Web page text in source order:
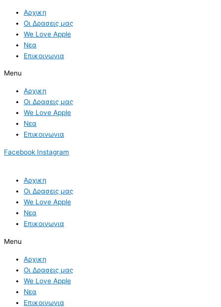
content
Αρχικη
Οι Δρασεις μας
We Love Apple
Νεα
Επικοινωνια
Menu
Αρχικη
Οι Δρασεις μας
We Love Apple
Νεα
Επικοινωνια
Facebook Instagram
Αρχικη
Οι Δρασεις μας
We Love Apple
Νεα
Επικοινωνια
Menu
Αρχικη
Οι Δρασεις μας
We Love Apple
Νεα
Επικοινωνια